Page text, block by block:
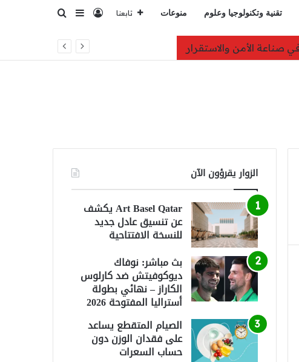
تقنية وتكنولوجيا وعلوم منوعات تابعنا تسجيل الدخول
إضافة عمود
بحث عن
الزوار يقرؤون الآن
Art Basel Qatar يكشف
عن تنسيق عادل جديد
للنسخة الافتتاحية
بث مباشر: نوفاك
ديوكوفيتش ضد كارلوس
الكاراز – نهائي بطولة
أستراليا المفتوحة 2026
الصيام المتقطع يساعد
على فقدان الوزن دون
حساب السعرات